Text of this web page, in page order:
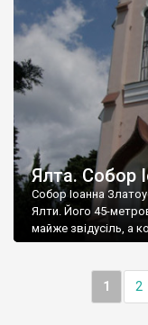
Ялта. Собор
Собор Іоанна
Ялти. Його 45-
майже звідусіль, а
1 2